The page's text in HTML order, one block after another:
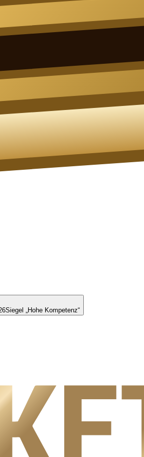
Siegel „Hohe Kompetenz“